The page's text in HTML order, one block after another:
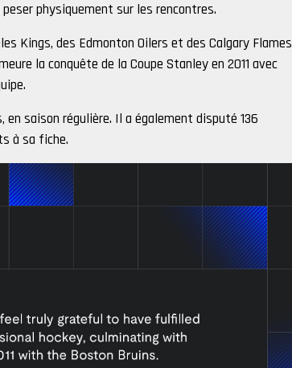
physiquement sur les rencontres.
Kings, des Edmonton Oilers et des Calgary Flames
la conquête de la Coupe Stanley en 2011 avec
saison régulière. Il a également disputé 136
à sa fiche.